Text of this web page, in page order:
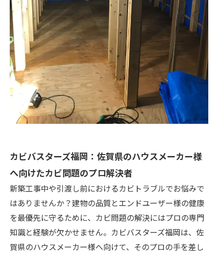
カビバスターズ福岡：佐賀県のハウスメーカー様
へ向けたカビ問題のプロ解決者
新築工事中や引渡し前におけるカビトラブルでお悩みで
はありませんか？建物の品質とエンドユーザー様の健康
を最優先に守るために、カビ問題の解決にはプロの専門
知識と経験が欠かせません。カビバスターズ福岡は、佐
賀県のハウスメーカー様へ向けて、そのプロの手を差し